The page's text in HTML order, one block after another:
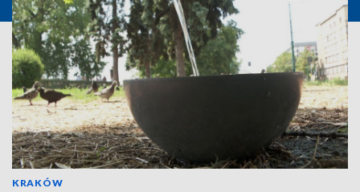
KRAKÓW